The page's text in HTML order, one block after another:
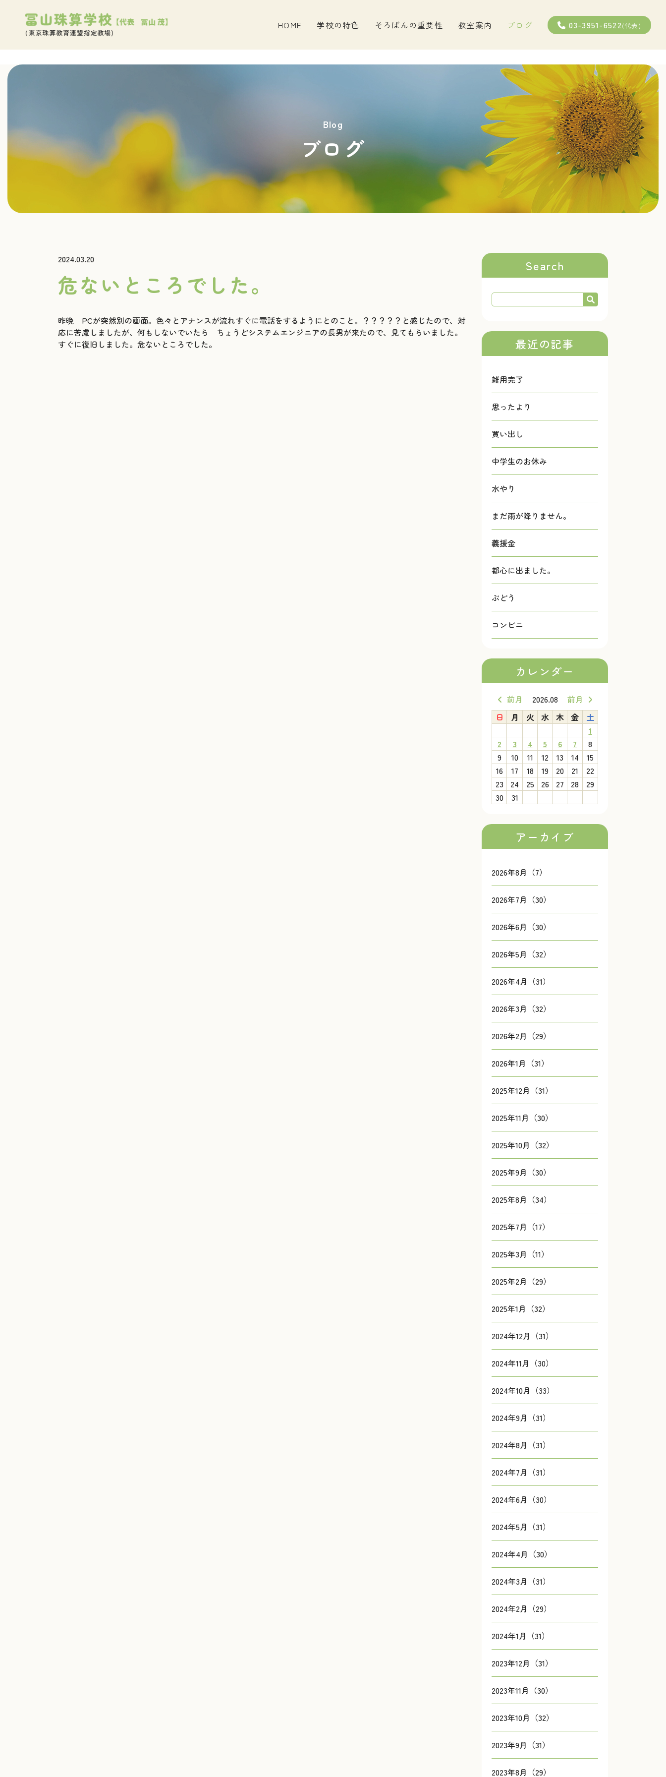
HOME 学校の特色 そろばんの重要性 教室案内 ブログ 03-3951-6522(代表)
Blog
ブログ
2024.03.20
危ないところでした。
昨晩 PCが突然別の画面。色々とアナンスが流れすぐに電話をするようにとのこと。？？？？？と感じたので、対
応に苦慮しましたが、何もしないでいたら ちょうどシステムエンジニアの長男が来たので、見てもらいました。
すぐに復旧しました。危ないところでした。
Search
最近の記事
雑用完了
思ったより
買い出し
中学生のお休み
水やり
まだ雨が降りません。
義援金
都心に出ました。
ぶどう
コンビニ
カレンダー
前月 2026.08
前月
日
月 火 水 木 金
土
1
2
3 4 5 6 7
8
9
10 11 12 13 14
15
16
17 18 19 20 21
22
23
24 25 26 27 28
29
30
31
アーカイブ
2026年8月（7）
2026年7月（30）
2026年6月（30）
2026年5月（32）
2026年4月（31）
2026年3月（32）
2026年2月（29）
2026年1月（31）
2025年12月（31）
2025年11月（30）
2025年10月（32）
2025年9月（30）
2025年8月（34）
2025年7月（17）
2025年3月（11）
2025年2月（29）
2025年1月（32）
2024年12月（31）
2024年11月（30）
2024年10月（33）
2024年9月（31）
2024年8月（31）
2024年7月（31）
2024年6月（30）
2024年5月（31）
2024年4月（30）
2024年3月（31）
2024年2月（29）
2024年1月（31）
2023年12月（31）
2023年11月（30）
2023年10月（32）
2023年9月（31）
2023年8月（29）